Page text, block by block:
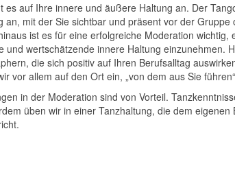
es auf Ihre innere und äußere Haltung an. Der
an, mit der Sie sichtbar und präsent vor der Gruppe
ist es für eine erfolgreiche Moderation wichtig,
und wertschätzende innere Haltung einzunehmen.
die sich positiv auf Ihren Berufsalltag
vor allem auf den Ort ein, „von dem aus Sie
in der Moderation sind von Vorteil.
üben wir in einer Tanzhaltung, die dem eigenen